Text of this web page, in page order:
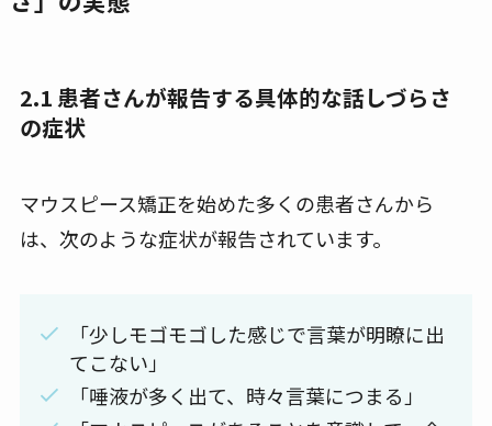
2.1 患者さんが報告する具体的な話しづらさ
の症状
マウスピース矯正を始めた多くの患者さんから
は、次のような症状が報告されています。
「少しモゴモゴした感じで言葉が明瞭に出
てこない」
「唾液が多く出て、時々言葉につまる」